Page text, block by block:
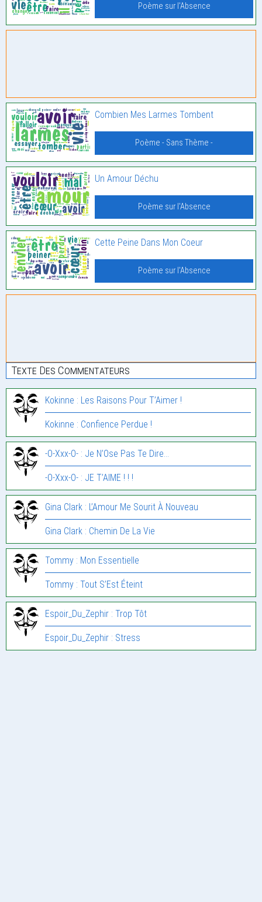
Poème sur l'Absence
Combien Mes Larmes Tombent
Poème - Sans Thème -
Un Amour Déchu
Poème sur l'Absence
Cette Peine Dans Mon Coeur
Poème sur l'Absence
Texte Des Commentateurs
Kokinne : Les Raisons Pour T’Aimer !
Kokinne : Confience Perdue !
-O-Xxx-O- : Je N’Ose Pas Te Dire…
-O-Xxx-O- : JE T’AIME ! ! !
Gina Clark : L’Amour Me Sourit À Nouveau
Gina Clark : Chemin De La Vie
Tommy : Mon Essentielle
Tommy : Tout S’Est Éteint
Espoir_Du_Zephir : Trop Tôt
Espoir_Du_Zephir : Stress